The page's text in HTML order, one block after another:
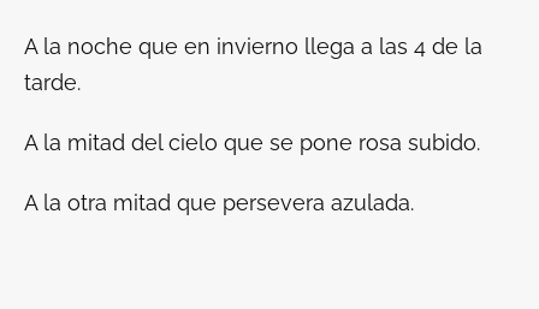
A la noche que en invierno llega a las 4 de la
tarde.
A la mitad del cielo que se pone rosa subido.
A la otra mitad que persevera azulada.